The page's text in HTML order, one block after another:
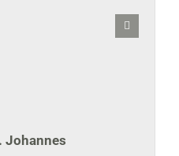
Johannes